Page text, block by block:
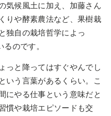
気候風土に加え、加藤さん
りや酵素農法など、果樹栽
独自の栽培哲学によっ
のです。
っと降ってはすぐやんでし
いう言葉があるくらい。こ
にやる仕事という意味だと
慣や栽培エピソードも交